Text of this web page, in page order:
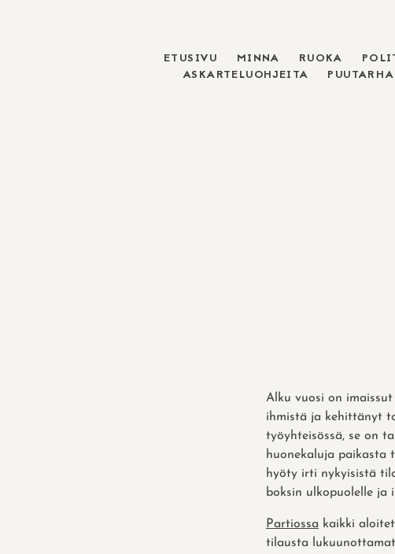
ETUSIVU MINNA RUOKA
ASKARTELUOHJEITA
PUUTARHA
Alku vuosi on
ihmistä ja kehittänyt
työyhteisössä, se on
huonekaluja paikasta
hyöty irti nykyisistä
boksin ulkopuolelle ja
Partiossa kaikki
tilausta